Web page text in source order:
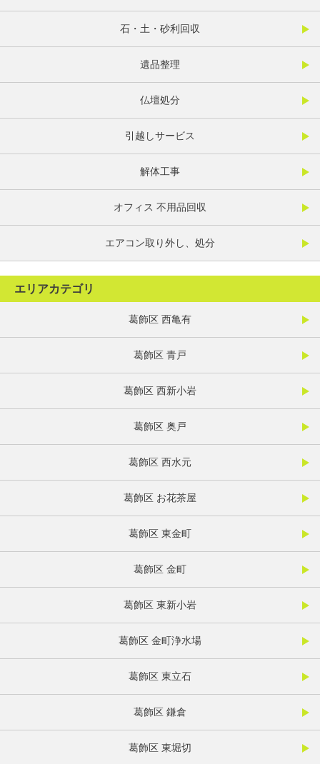
石・土・砂利回収
遺品整理
仏壇処分
引越しサービス
解体工事
オフィス 不用品回収
エアコン取り外し、処分
エリアカテゴリ
葛飾区 西亀有
葛飾区 青戸
葛飾区 西新小岩
葛飾区 奥戸
葛飾区 西水元
葛飾区 お花茶屋
葛飾区 東金町
葛飾区 金町
葛飾区 東新小岩
葛飾区 金町浄水場
葛飾区 東立石
葛飾区 鎌倉
葛飾区 東堀切